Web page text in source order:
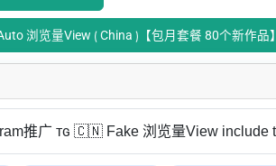
浏览量View ⟮ China ⟯【包月套餐 80个新作品】